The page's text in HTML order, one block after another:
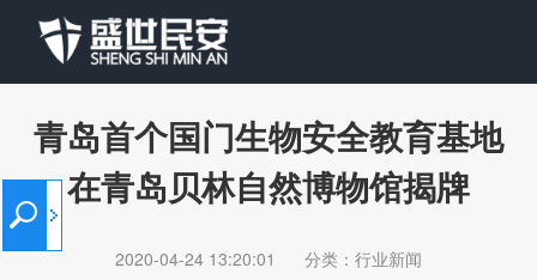
青岛首个国门生物安全教育基地
在青岛贝林自然博物馆揭牌
2020-04-24 13:20:01
分类：行业新闻